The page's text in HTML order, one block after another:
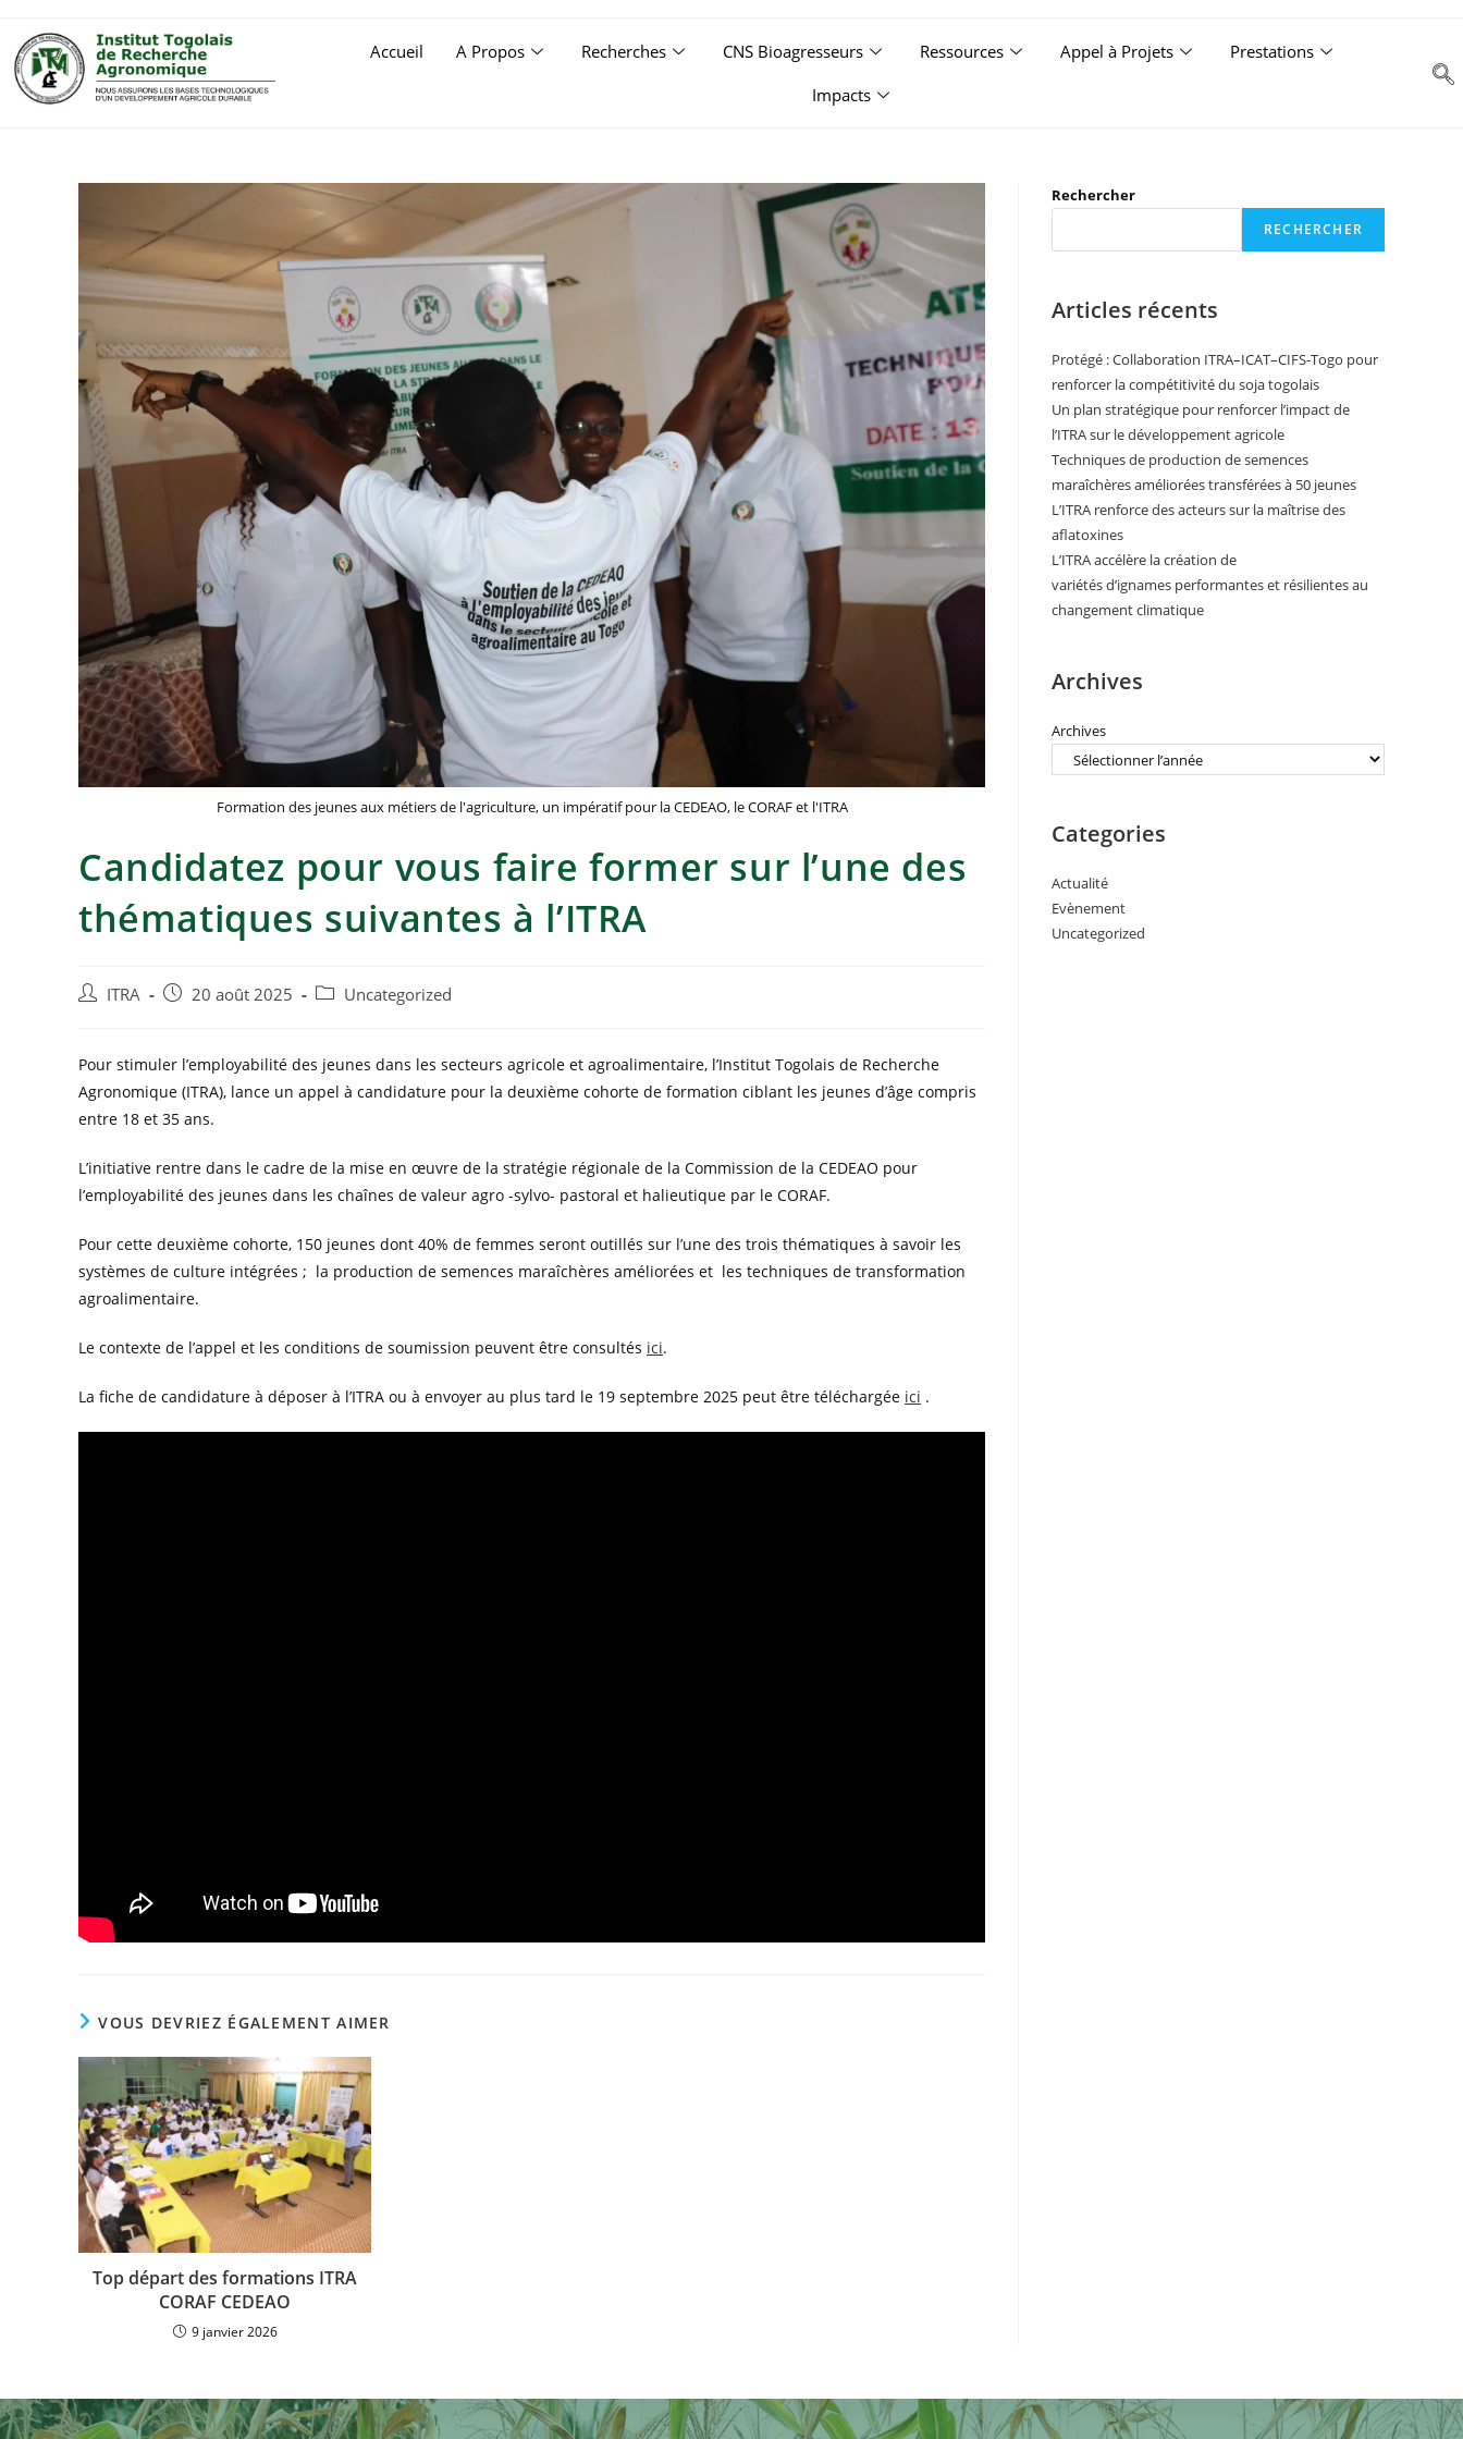
Accueil A Propos Recherches CNS Bioagresseurs Ressources Appel à Projets
Prestations
Impacts
Formation des jeunes aux métiers de l'agriculture, un impératif pour la CEDEAO, le CORAF et l'ITRA
Candidatez pour vous faire former sur l’une des
thématiques suivantes à l’ITRA
ITRA 20 août 2025 Uncategorized
Pour stimuler l’employabilité des jeunes dans les secteurs agricole et agroalimentaire, l’Institut Togolais de Recherche
Agronomique (ITRA), lance un appel à candidature pour la deuxième cohorte de formation ciblant les jeunes d’âge compris
entre 18 et 35 ans.
L’initiative rentre dans le cadre de la mise en œuvre de la stratégie régionale de la Commission de la CEDEAO pour
l’employabilité des jeunes dans les chaînes de valeur agro -sylvo- pastoral et halieutique par le CORAF.
Pour cette deuxième cohorte, 150 jeunes dont 40% de femmes seront outillés sur l’une des trois thématiques à savoir les
systèmes de culture intégrées ; la production de semences maraîchères améliorées et les techniques de transformation
agroalimentaire.
Le contexte de l’appel et les conditions de soumission peuvent être consultés ici.
La fiche de candidature à déposer à l’ITRA ou à envoyer au plus tard le 19 septembre 2025 peut être téléchargée ici .
VOUS DEVRIEZ ÉGALEMENT AIMER
Top départ des formations ITRA
CORAF CEDEAO
9 janvier 2026
Rechercher
RECHERCHER
Articles récents
Protégé : Collaboration ITRA–ICAT–CIFS-Togo pour
renforcer la compétitivité du soja togolais
Un plan stratégique pour renforcer l’impact de
l’ITRA sur le développement agricole
Techniques de production de semences
maraîchères améliorées transférées à 50 jeunes
L’ITRA renforce des acteurs sur la maîtrise des
aflatoxines
L’ITRA accélère la création de
variétés d’ignames performantes et résilientes au
changement climatique
Archives
Archives
Categories
Actualité
Evènement
Uncategorized